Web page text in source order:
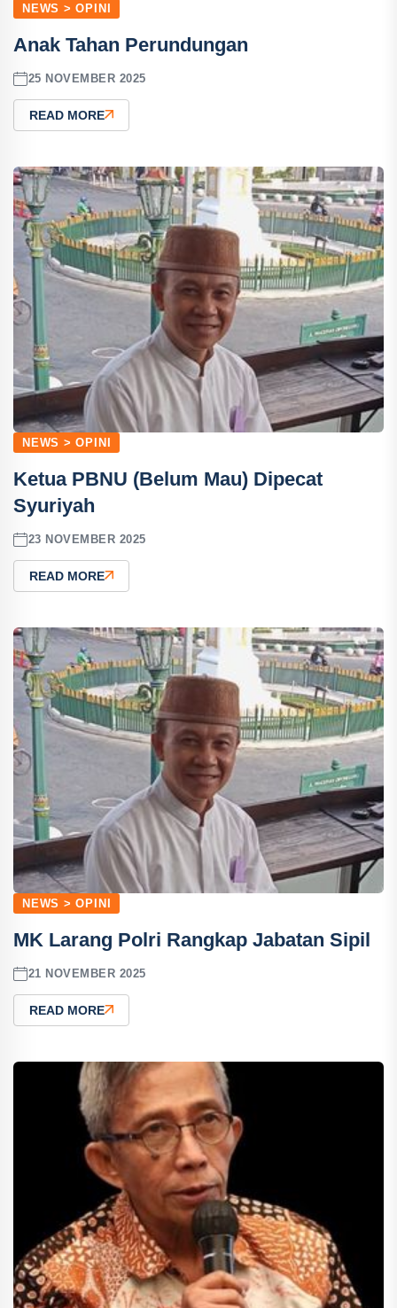
NEWS > OPINI
Anak Tahan Perundungan
25 NOVEMBER 2025
READ MORE
NEWS > OPINI
Ketua PBNU (Belum Mau) Dipecat
Syuriyah
23 NOVEMBER 2025
READ MORE
NEWS > OPINI
MK Larang Polri Rangkap Jabatan Sipil
21 NOVEMBER 2025
READ MORE